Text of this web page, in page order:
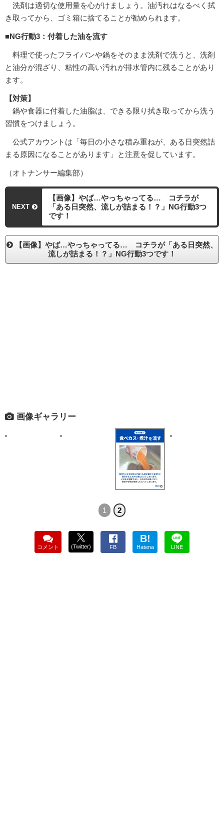
洗剤は適切な使用量を心がけましょう。油汚れはなるべく拭
き取ってから、ゴミ箱に捨てることが勧められます。
■NG行動3：付着した油を流す
料理で使ったフライパンや鍋をそのまま洗剤で洗うと、洗剤
と油分が混ざり、粘性の高い汚れが排水管内に残ることがあり
ます。
【対策】
鍋や食器に付着した油脂は、できる限り拭き取ってから洗う
習慣をつけましょう。
公式アカウントは「毎日の小さな積み重ねが、ある日突然詰
まる原因になることがあります」と注意を促しています。
（オトナンサー編集部）
NEXT
【画像】やば…やっちゃってる… コチラが
「ある日突然、流しが詰まる！？」NG行動3つ
です！
【画像】やば…やっちゃってる… コチラが「ある日突然、
流しが詰まる！？」NG行動3つです！
画像ギャラリー
1 2
コメント (Twitter) FB
B!
Hatena LINE